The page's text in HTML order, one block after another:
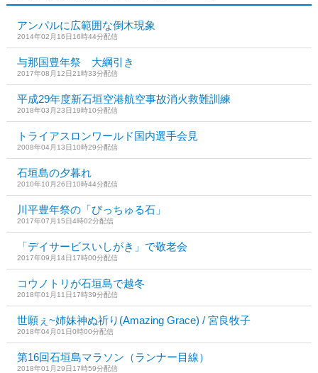
アンパルに広範囲な倒木現象
2014年02月16日16時44分配信
与那国豊年祭 大綱引き
2017年08月12日21時33分配信
平成29年度新石垣空港航空事故消火救難訓練
2018年03月23日19時10分配信
トライアスロンワールド国内選手会見
2008年04月13日10時29分配信
石垣島の夕暮れ
2010年10月26日10時44分配信
川平豊年祭の「びっちゅる石」
2017年07月15日4時02分配信
「デイサービスいしがき」で敬老会
2017年09月14日17時00分配信
コウノトリが石垣島で越冬
2018年01月11日17時39分配信
世願ぇ~姉妹神ぬ祈り(Amazing Grace) / 宮良牧子
2018年04月01日0時00分配信
第16回石垣島マラソン（ランナー目線）
2018年01月29日17時59分配信